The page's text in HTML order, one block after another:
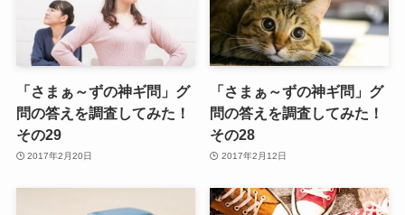
「さまぁ～ずの神ギ問」グ
問の答えを調査してみた！
その29
2017年2月20日
「さまぁ～ずの神ギ問」グ
問の答えを調査してみた！
その28
2017年2月12日